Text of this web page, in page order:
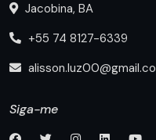
Jacobina, BA
+55 74 8127-6339
Siga-me